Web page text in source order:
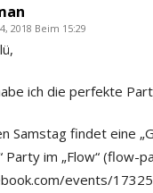
2018 Beim 15:29
ich die perfekte
Samstag findet eine
Party im „Flow“ (flow-
events/